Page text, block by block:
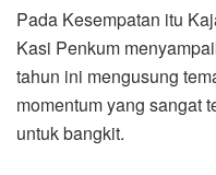
Pada Kesempatan itu
Kasi Penkum
tahun ini mengusung
momentum yang sangat
untuk bangkit.